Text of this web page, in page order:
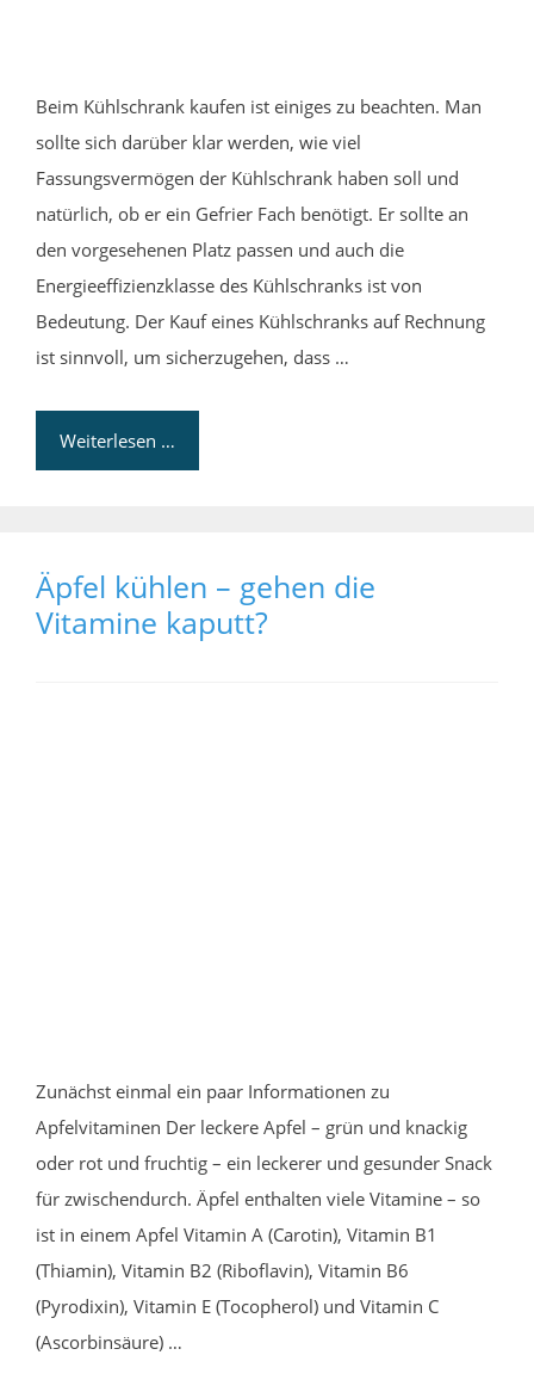
Beim Kühlschrank kaufen ist einiges zu beachten. Man
sollte sich darüber klar werden, wie viel
Fassungsvermögen der Kühlschrank haben soll und
natürlich, ob er ein Gefrier Fach benötigt. Er sollte an
den vorgesehenen Platz passen und auch die
Energieeffizienzklasse des Kühlschranks ist von
Bedeutung. Der Kauf eines Kühlschranks auf Rechnung
ist sinnvoll, um sicherzugehen, dass …
Weiterlesen …
Äpfel kühlen – gehen die
Vitamine kaputt?
Zunächst einmal ein paar Informationen zu
Apfelvitaminen Der leckere Apfel – grün und knackig
oder rot und fruchtig – ein leckerer und gesunder Snack
für zwischendurch. Äpfel enthalten viele Vitamine – so
ist in einem Apfel Vitamin A (Carotin), Vitamin B1
(Thiamin), Vitamin B2 (Riboflavin), Vitamin B6
(Pyrodixin), Vitamin E (Tocopherol) und Vitamin C
(Ascorbinsäure) …